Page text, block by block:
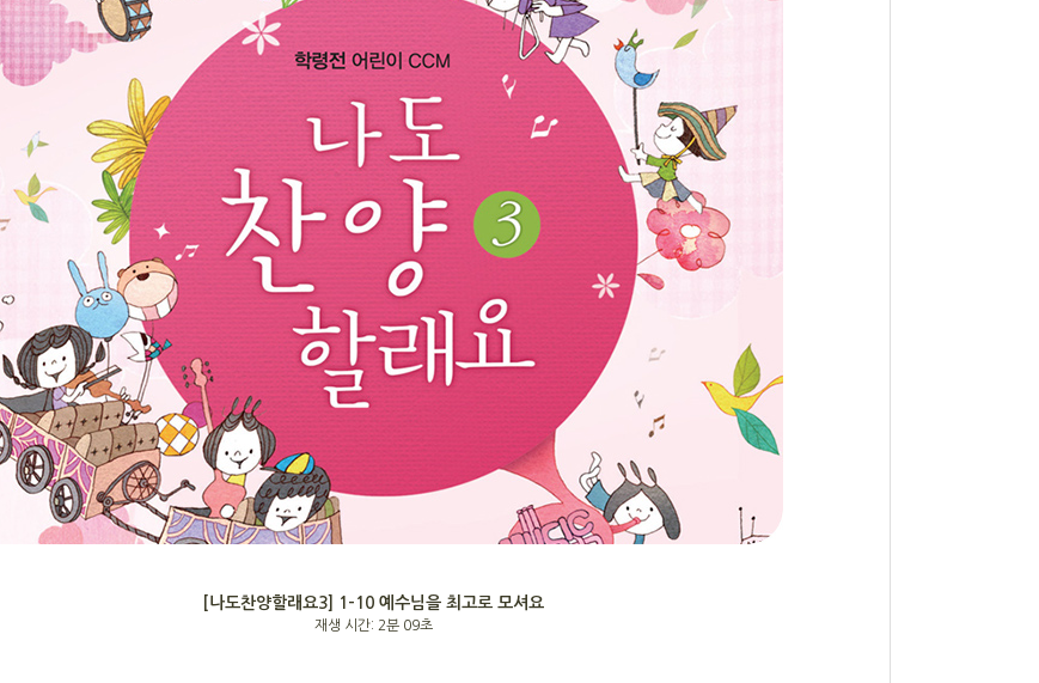
[나도찬양할래요3] 1-10 예수님을 최고로 모셔요
재생 시간: 2분 09초